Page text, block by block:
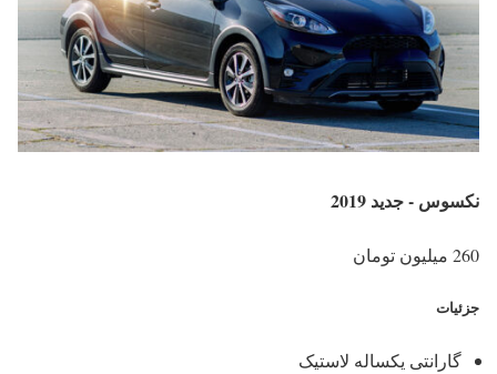
نکسوس - جدید 2019
260 میلیون تومان
جزئیات
گارانتی یکساله لاستیک